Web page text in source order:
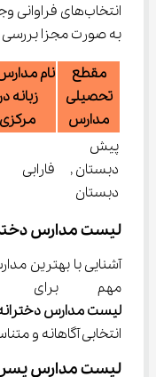
انتخاب‌های
به صورت مجزا بررسی
مقطع
تحصیلی
مدارس
نام
زبانه در
مرکزی
پیش
دبستان ,
دبستان
فارابی
لیست مدارس
آشنایی با بهترین
مهم برای
لیست مدارس
انتخابی آگاهانه و
لیست مدارس